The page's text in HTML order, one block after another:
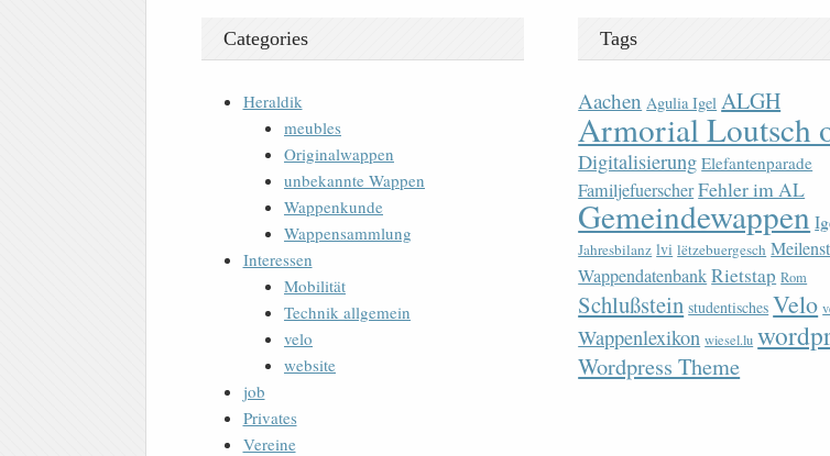
Categories
Heraldik
meubles
Originalwappen
unbekannte Wappen
Wappenkunde
Wappensammlung
Interessen
Mobilität
Technik allgemein
velo
website
job
Privates
Vereine
Tags
Aachen Agulia Igel ALGH
Armorial Loutsch
Digitalisierung Elefantenparade
FamiljefuerscherFehler im AL
Gemeindewappen
Jahresbilanz lvi lëtzebuergesch
WappendatenbankRietstap Rom
Schlußstein studentisches Velo
Wappenlexikon wiesel.lu
Wordpress Theme